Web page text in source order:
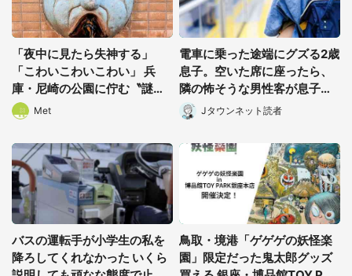
選択する
「夜中に見たら失神する」
「こわいこわいこわい」 兵
庫・尼崎の公園に佇む〝謎す
ぎる顔〟に1.3万人戦慄
Met
電車に乗った途端にグズる2歳
息子。空いた席に座ったら、
隣の怖そうな男性客が息子の
帽子に手を伸ばし(千葉県・4
0代女性)
Jタウンネット読者
バスの運転手が小学生の私を
降ろしてくれなかった いくら
鳥取・境港「ゲゲゲの妖怪楽
園」限定だった鬼太郎グッズ